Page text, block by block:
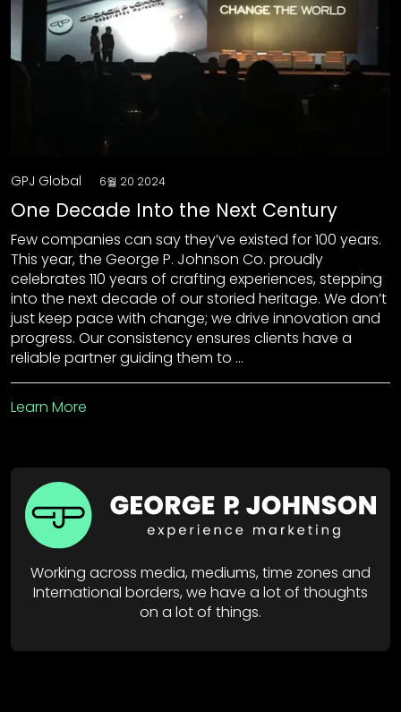
GPJ Global 6월 20 2024
One Decade Into the Next Century
Few companies can say they’ve existed for 100 years.
This year, the George P. Johnson Co. proudly
celebrates 110 years of crafting experiences, stepping
into the next decade of our storied heritage. We don’t
just keep pace with change; we drive innovation and
progress. Our consistency ensures clients have a
reliable partner guiding them to …
Learn More
Working across media, mediums, time zones and
International borders, we have a lot of thoughts
on a lot of things.